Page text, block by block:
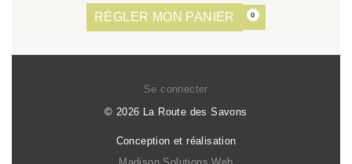
RÉGLER MON PANIER 0
© 2026 La Route des Savons
Se connecter
Conception et réalisation